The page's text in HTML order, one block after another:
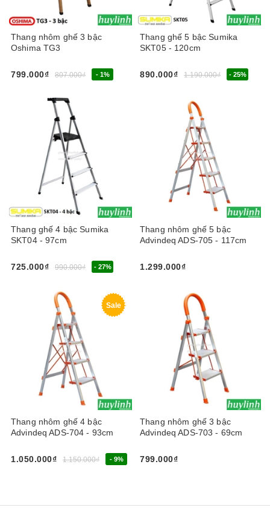
Thang nhôm ghế 3 bậc
Oshima TG3
799.000₫ 807.000₫ - 1%
Thang ghế 5 bậc Sumika
SKT05 - 120cm
890.000₫ 1.190.000₫ - 25%
Thang ghế 4 bậc Sumika
SKT04 - 97cm
725.000₫ 990.000₫ - 27%
Thang nhôm ghế 5 bậc
Advindeq ADS-705 - 117cm
1.299.000₫
Sale
Thang nhôm ghế 4 bậc
Advindeq ADS-704 - 93cm
1.050.000₫ 1.150.000₫ - 9%
Thang nhôm ghế 3 bậc
Advindeq ADS-703 - 69cm
799.000₫